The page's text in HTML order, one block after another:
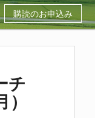
購読のお申込み
チ